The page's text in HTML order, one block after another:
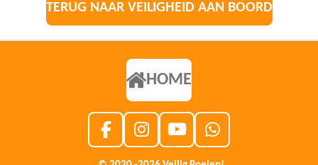
TERUG NAAR VEILIGHEID AAN BOORD
HOME
F
I
Y
W